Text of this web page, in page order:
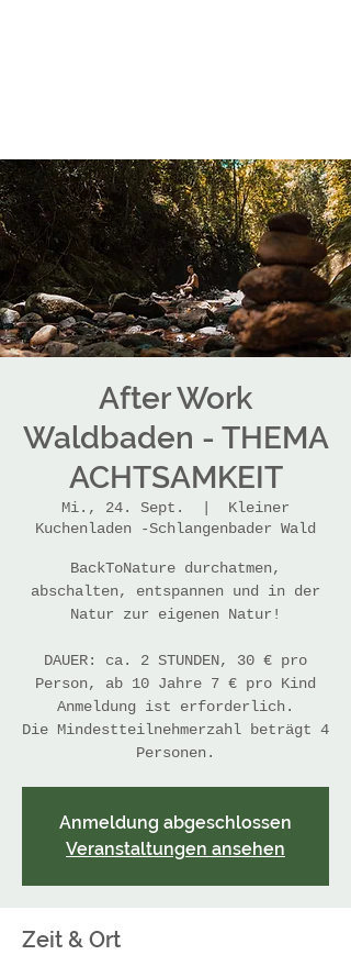
After Work
Waldbaden - THEMA
ACHTSAMKEIT
Mi., 24. Sept.
Kleiner
Kuchenladen -Schlangenbader Wald
BackToNature durchatmen,
abschalten, entspannen und in der
Natur zur eigenen Natur!
DAUER: ca. 2 STUNDEN, 30 € pro
Person, ab 10 Jahre 7 € pro Kind
Anmeldung ist erforderlich.
Die Mindestteilnehmerzahl beträgt 4
Personen.
Anmeldung abgeschlossen
Veranstaltungen ansehen
Zeit & Ort